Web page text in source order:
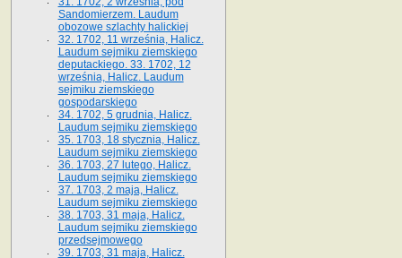
Sandomierzem. Laudum
obozowe szlachty halickiej
32. 1702, 11 września, Halicz.
Laudum sejmiku ziemskiego
deputackiego. 33. 1702, 12
września, Halicz. Laudum
sejmiku ziemskiego
gospodarskiego
34. 1702, 5 grudnia, Halicz.
Laudum sejmiku ziemskiego
35. 1703, 18 stycznia, Halicz.
Laudum sejmiku ziemskiego
36. 1703, 27 lutego, Halicz.
Laudum sejmiku ziemskiego
37. 1703, 2 maja, Halicz.
Laudum sejmiku ziemskiego
38. 1703, 31 maja, Halicz.
Laudum sejmiku ziemskiego
przedsejmowego
39. 1703, 31 maja, Halicz.